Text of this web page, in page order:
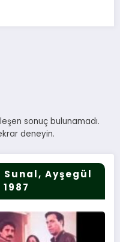
sonuç bulunamadı.
deneyin.
Sunal, Ayşegül